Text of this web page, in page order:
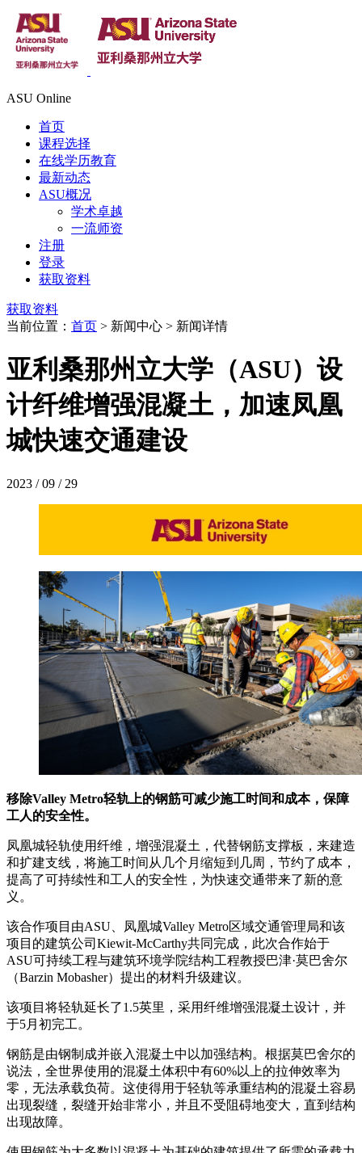
ASU Online
首页
课程选择
在线学历教育
最新动态
ASU概况
学术卓越
一流师资
注册
登录
获取资料
获取资料
当前位置： 首页 > 新闻中心 > 新闻详情
亚利桑那州立大学（ASU）设
计纤维增强混凝土，加速凤凰
城快速交通建设
2023 / 09 / 29
移除Valley Metro轻轨上的钢筋可减少施工时间和成本，保障
工人的安全性。
凤凰城轻轨使用纤维，增强混凝土，代替钢筋支撑板，来建造
和扩建支线，将施工时间从几个月缩短到几周，节约了成本，
提高了可持续性和工人的安全性，为快速交通带来了新的意
义。
该合作项目由ASU、凤凰城Valley Metro区域交通管理局和该
项目的建筑公司Kiewit-McCarthy共同完成，此次合作始于
ASU可持续工程与建筑环境学院结构工程教授巴津·莫巴舍尔
（Barzin Mobasher）提出的材料升级建议。
该项目将轻轨延长了1.5英里，采用纤维增强混凝土设计，并
于5月初完工。
钢筋是由钢制成并嵌入混凝土中以加强结构。根据莫巴舍尔的
说法，全世界使用的混凝土体积中有60%以上的拉伸效率为
零，无法承载负荷。这使得用于轻轨等承重结构的混凝土容易
出现裂缝，裂缝开始非常小，并且不受阻碍地变大，直到结构
出现故障。